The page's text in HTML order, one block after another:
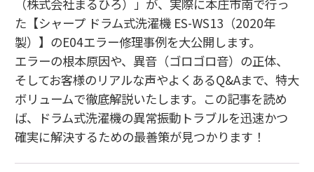
（株式会社まるひろ）」が、実際に本庄市南で行っ
た【シャープ ドラム式洗濯機 ES-WS13（2020年
製）】のE04エラー修理事例を大公開します。
エラーの根本原因や、異音（ゴロゴロ音）の正体、
そしてお客様のリアルな声やよくあるQ&Aまで、特大
ボリュームで徹底解説いたします。この記事を読め
ば、ドラム式洗濯機の異常振動トラブルを迅速かつ
確実に解決するための最善策が見つかります！